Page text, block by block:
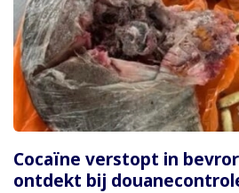
Cocaïne verstopt in
ontdekt bij